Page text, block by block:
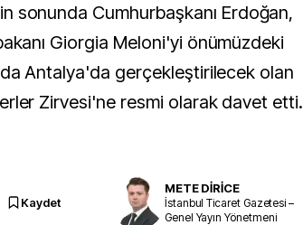
sonunda Cumhurbaşkanı Erdoğan,
Giorgia Meloni'yi önümüzdeki
Antalya'da gerçekleştirilecek olan
Zirvesi'ne resmi olarak davet etti.
Kaydet
METE DİRİCE
İstanbul Ticaret Gazetesi –
Genel Yayın Yönetmeni